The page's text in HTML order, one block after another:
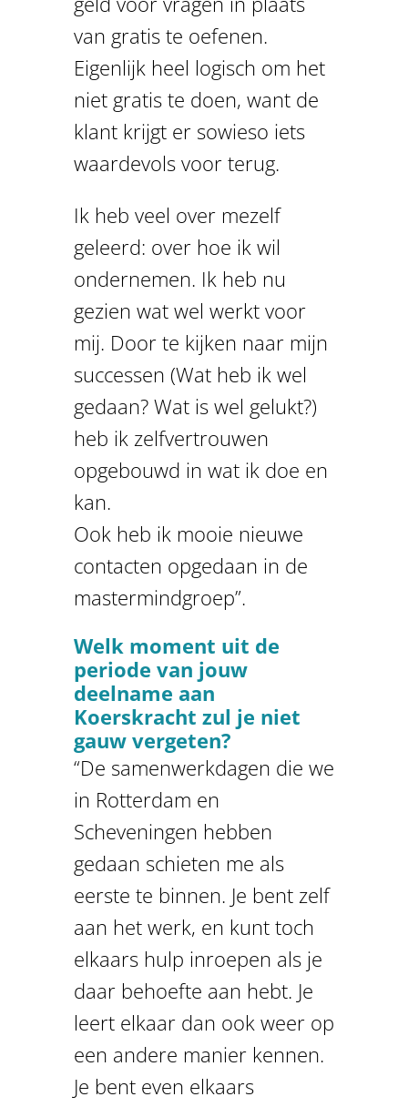
van gratis te oefenen.
Eigenlijk heel logisch om het
niet gratis te doen, want de
klant krijgt er sowieso iets
waardevols voor terug.
Ik heb veel over mezelf
geleerd: over hoe ik wil
ondernemen. Ik heb nu
gezien wat wel werkt voor
mij. Door te kijken naar mijn
successen (Wat heb ik wel
gedaan? Wat is wel gelukt?)
heb ik zelfvertrouwen
opgebouwd in wat ik doe en
kan.
Ook heb ik mooie nieuwe
contacten opgedaan in de
mastermindgroep”.
Welk moment uit de
periode van jouw
deelname aan
Koerskracht zul je niet
gauw vergeten?
“De samenwerkdagen die we
in Rotterdam en
Scheveningen hebben
gedaan schieten me als
eerste te binnen. Je bent zelf
aan het werk, en kunt toch
elkaars hulp inroepen als je
daar behoefte aan hebt. Je
leert elkaar dan ook weer op
een andere manier kennen.
Je bent even elkaars